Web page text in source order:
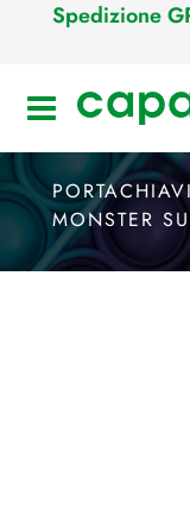
Spedizione
Open
MONSTER